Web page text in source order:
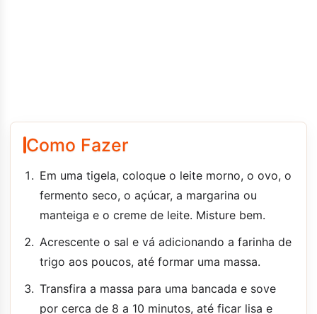
Como Fazer
Em uma tigela, coloque o leite morno, o ovo, o
fermento seco, o açúcar, a margarina ou
manteiga e o creme de leite. Misture bem.
Acrescente o sal e vá adicionando a farinha de
trigo aos poucos, até formar uma massa.
Transfira a massa para uma bancada e sove
por cerca de 8 a 10 minutos, até ficar lisa e